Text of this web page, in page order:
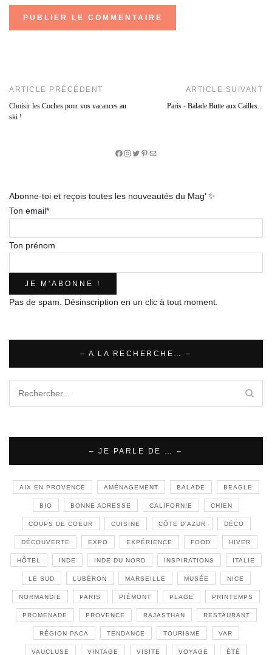
ARTICLE PRÉCÉDENT
Choisir les Coches pour vos vacances au
ski !
ARTICLE SUIVANT
Paris - Balade Butte aux Cailles...
Facebook
Instagram
Twitter
Pinterest
E-
Abonne-toi et reçois toutes les nouveautés du Mag’ ✨
Ton email*
Ton prénom
Pas de spam. Désinscription en un clic à tout moment.
– A LA RECHERCHE… –
– JE PARLE DE … –
AIX EN PROVENCE AMÉNAGEMENT BALADE BEAGLE
BIO BONNE ADRESSE CALIFORNIE CHIEN
COUPS DE COEUR CUISINE CÔTE D'AZUR DÉCO
DÉCOUVERTE EXPO EXPÉRIENCE FOOD HIVER
HÔTEL INDE INDE DU NORD INSPIRATIONS ITALIE
LE SUD LUBÉRON MARSEILLE MUSÉE NICE
NORMANDIE PARIS PIÉMONT PLAGE PRINTEMPS
PROMENADE PROVENCE RAJASTHAN RESTAURANT
RÉGION PACA TENDANCE TOURISME VAR
VAUCLUSE VINTAGE VISITE VOYAGE ÉTÉ